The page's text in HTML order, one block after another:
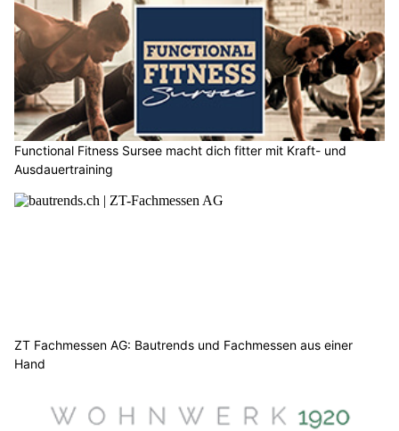
Functional Fitness Sursee macht dich fitter mit Kraft- und
Ausdauertraining
ZT Fachmessen AG: Bautrends und Fachmessen aus einer
Hand